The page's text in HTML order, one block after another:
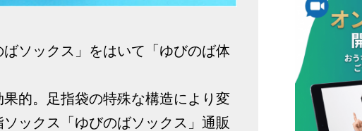
ソックス」をはいて「ゆびのば体
的。足指袋の特殊な構造により変
ックス「ゆびのばソックス」通販